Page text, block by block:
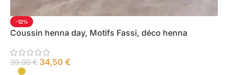
-12%
Coussin henna day, Motifs Fassi, déco henna
39,00€ 34,50 €